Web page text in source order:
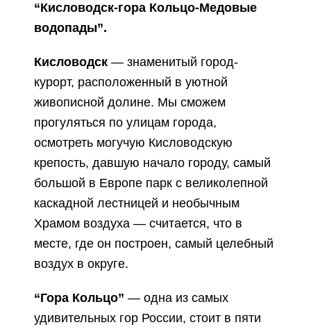
“Кисловодск-гора Кольцо-Медовые
водопады”.
Кисловодск — знаменитый город-
курорт, расположенный в уютной
живописной долине. Мы сможем
прогуляться по улицам города,
осмотреть могучую Кисловодскую
крепость, давшую начало городу, самый
большой в Европе парк с великолепной
каскадной лестницей и необычным
Храмом воздуха — считается, что в
месте, где он построен, самый целебный
воздух в округе.
“Гора Кольцо” — одна из самых
удивительных гор России, стоит в пяти